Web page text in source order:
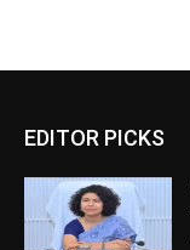
EDITOR PICKS